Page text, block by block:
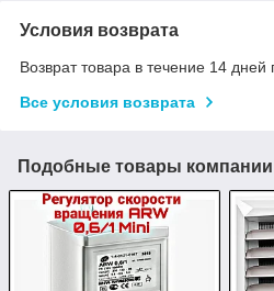
Условия возврата
Возврат товара в течение 14 дней
Все условия возврата
Подобные товары компании